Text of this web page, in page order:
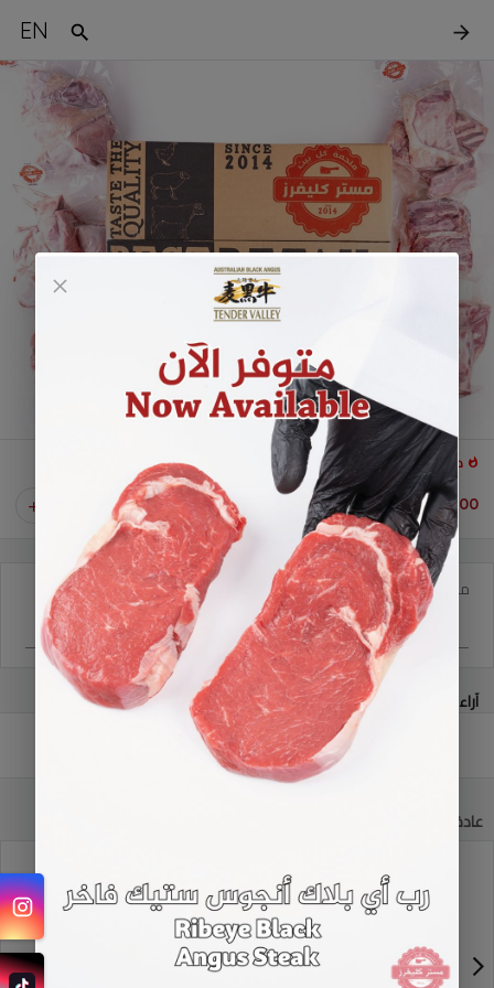
EN
متبقي 3 -بوكس الطلي الأسترالي
40.000 دك
ملاحظات
آراء العملاء
كن أول من يترك التعليق
عادة يشترى مع